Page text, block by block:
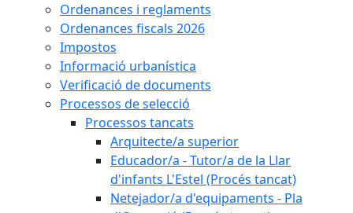
Ordenances i reglaments
Ordenances fiscals 2026
Impostos
Informació urbanística
Verificació de documents
Processos de selecció
Processos tancats
Arquitecte/a superior
Educador/a - Tutor/a de la Llar
d'infants L'Estel (Procés tancat)
Netejador/a d'equipaments - Pla